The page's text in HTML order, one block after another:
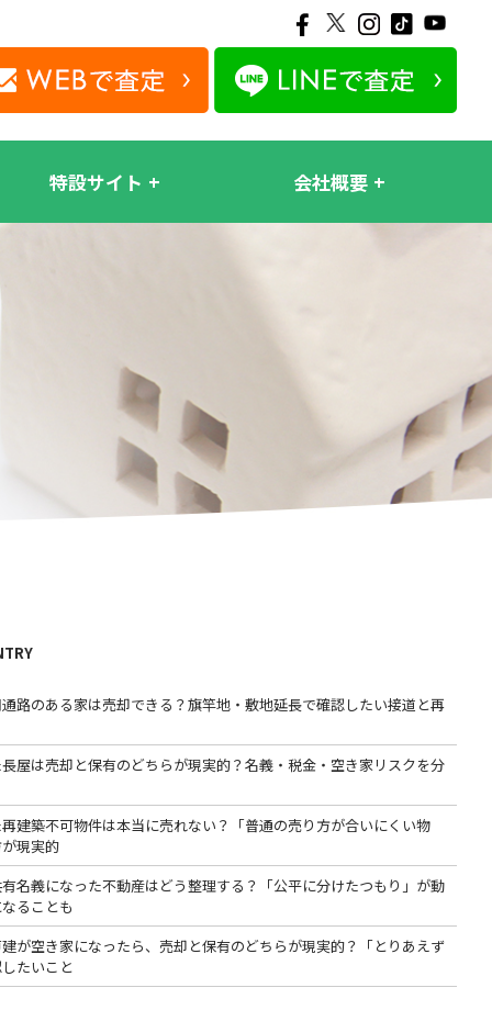
特設サイト 会社概要
通路のある家は売却できる？旗竿地・敷地延長で確認したい接道と再
屋は売却と保有のどちらが現実的？名義・税金・空き家リスクを分
建築不可物件は本当に売れない？「普通の売り方が合いにくい物
現実的
名義になった不動産はどう整理する？「公平に分けたつもり」が動
ることも
が空き家になったら、売却と保有のどちらが現実的？「とりあえず
たいこと